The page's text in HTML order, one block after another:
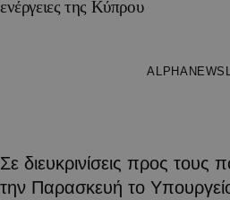
ενέργειες της Κύπρου
Σε διευκρινίσεις προς τους
την Παρασκευή το